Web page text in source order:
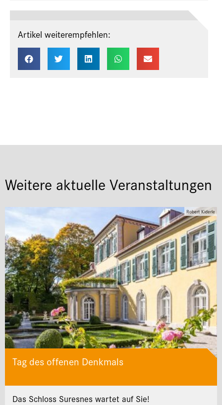
Artikel weiterempfehlen:
Weitere aktuelle Veranstaltungen
Robert Kiderle
Tag des offenen Denkmals
Das Schloss Suresnes wartet auf Sie!